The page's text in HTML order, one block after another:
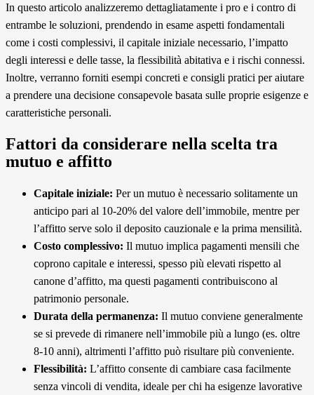
In questo articolo analizzeremo dettagliatamente i pro e i contro di
entrambe le soluzioni, prendendo in esame aspetti fondamentali
come i costi complessivi, il capitale iniziale necessario, l’impatto
degli interessi e delle tasse, la flessibilità abitativa e i rischi connessi.
Inoltre, verranno forniti esempi concreti e consigli pratici per aiutare
a prendere una decisione consapevole basata sulle proprie esigenze e
caratteristiche personali.
Fattori da considerare nella scelta tra
mutuo e affitto
Capitale iniziale: Per un mutuo è necessario solitamente un
anticipo pari al 10-20% del valore dell’immobile, mentre per
l’affitto serve solo il deposito cauzionale e la prima mensilità.
Costo complessivo: Il mutuo implica pagamenti mensili che
coprono capitale e interessi, spesso più elevati rispetto al
canone d’affitto, ma questi pagamenti contribuiscono al
patrimonio personale.
Durata della permanenza: Il mutuo conviene generalmente
se si prevede di rimanere nell’immobile più a lungo (es. oltre
8-10 anni), altrimenti l’affitto può risultare più conveniente.
Flessibilità: L’affitto consente di cambiare casa facilmente
senza vincoli di vendita, ideale per chi ha esigenze lavorative